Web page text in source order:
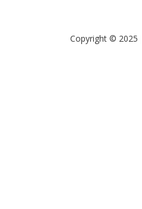
Copyright © 2025